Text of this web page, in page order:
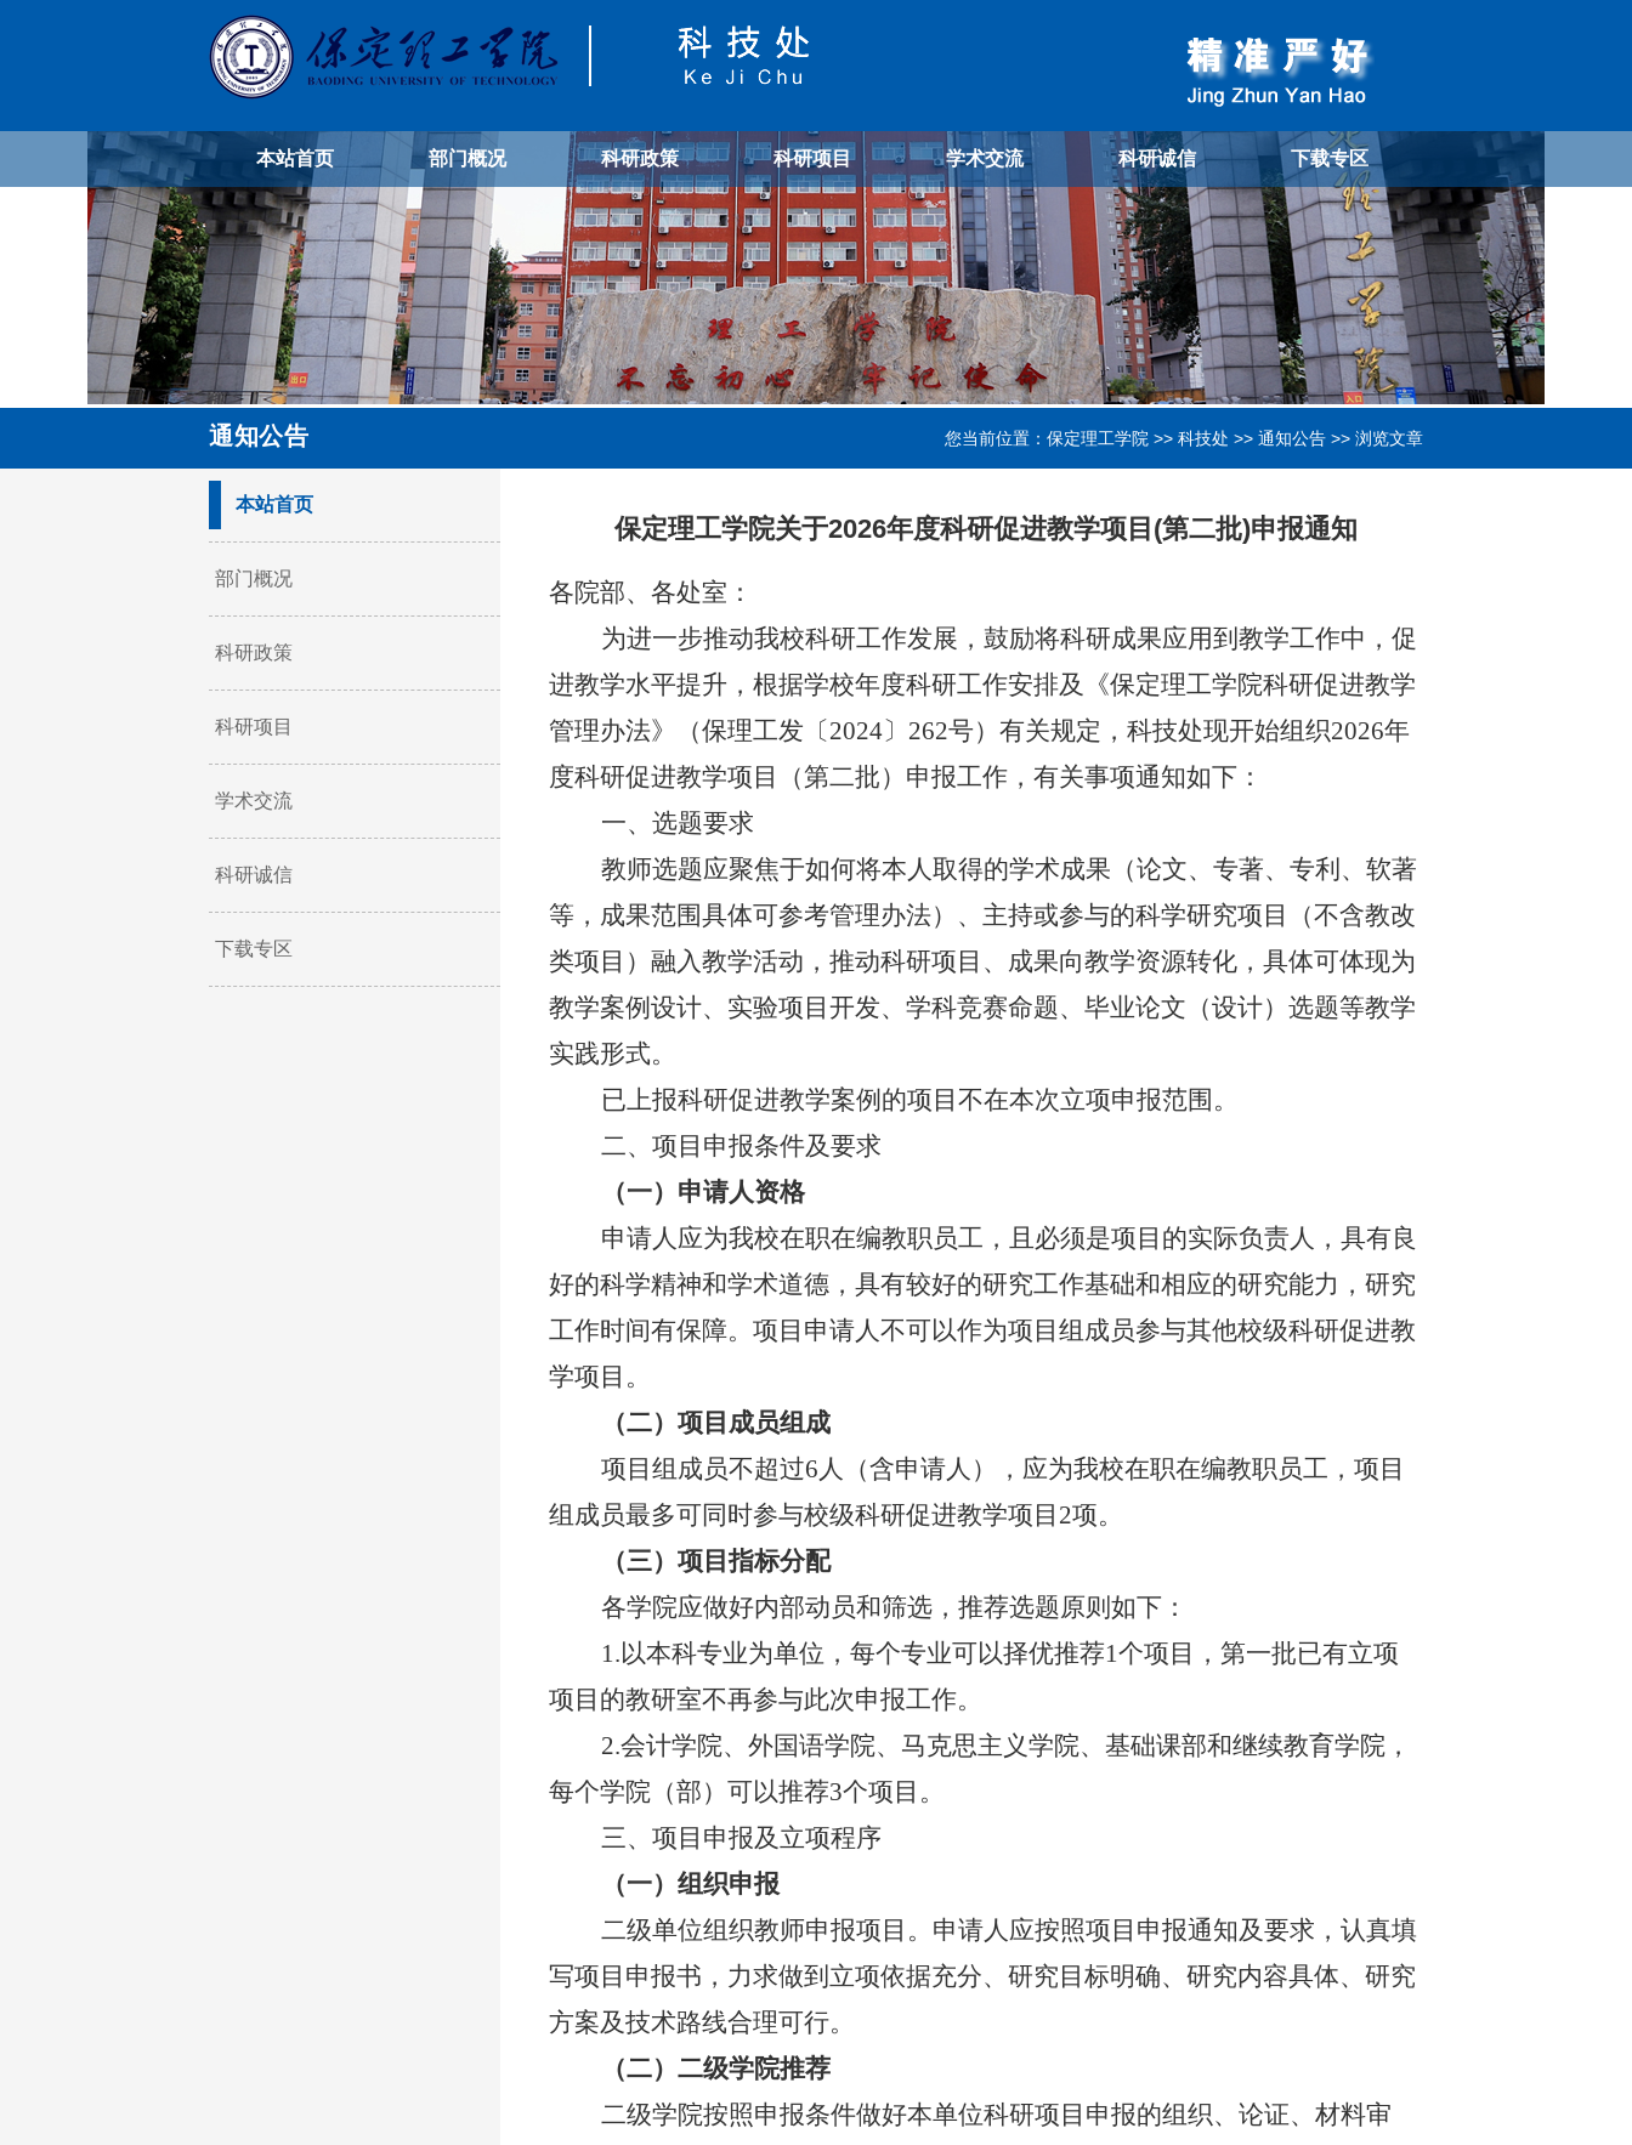
本站首页 部门概况 科研政策 科研项目 学术交流 科研诚信 下载专区
您当前位置： 保定理工学院 >> 科技处 >> 通知公告 >> 浏览文章
通知公告
本站首页
部门概况
科研政策
科研项目
学术交流
科研诚信
下载专区
保定理工学院关于2026年度科研促进教学项目(第二批)申报通知
各院部、各处室：
为进一步推动我校科研工作发展，鼓励将科研成果应用到教学工作中 ， 促
进教学水平提升，根据学校年度科研工作安排及《保定理工学院科研促进教学
管理办法》
（保理工发〔2024〕262号） 有关规定，科技处现开始组织2026年
度科研促进教学项目
（第二批） 申报工作，有关事项通知如下：
一、选题要求
教师选题应聚焦于如何将本人取得的学术成果（论文、专著、专利、软著
等，成果范围具体可参考管理办法）、主持或参与的科学研究项目（不含教改
类项目）融入教学活动，推动科研项目、成果向教学资源转化，具体可体现为
教学案例设计、实验项目开发、学科竞赛命题、毕业论文（设计）选题等教学
实践形式。
已上报科研促进教学案例的项目不在本次立项申报范围。
二、项目申报条件及要求
（一）申请人资格
申请人应为我校在职在编教职员工，且必须是项目的实际负责人，具有良
好的科学精神和学术道德，具有较好的研究工作基础和相应的研究能力，研究
工作时间有保障。项目申请人不可以作为项目组成员参与其他校级科研促进教
学项目。
（二）项目 成员组成
项目组成员不超过6人（含申请人），应为我校在职在编教职员工，项目
组成员最多可同时参与校级科研促进教学项目 2项。
（三） 项目指标分配
各学院应做好内部动员和筛选，推荐选题原则如下：
1.以本科专业为单位，每个专业可以择优推荐1个项目 ， 第一批已有立项
项目的教研室不再参与此次申报工作。
2.会计学院、外国语学院、马克思主义学院、 基础课部和继续教育学院，
每个学院（部）可以推荐3个项目 。
三、项目申报及立项程序
（一）组织申报
二级单位组织教师申报项目。申请人应按照项目申报通知及要求，认真填
写项目申报书，力求做到立项依据充分、研究目标明确、研究内容具体、研究
方案及技术路线合理可行。
（二）二级学院推荐
二级学院按照申报条件做好本单位科研项目申报的组织、论证、材料审